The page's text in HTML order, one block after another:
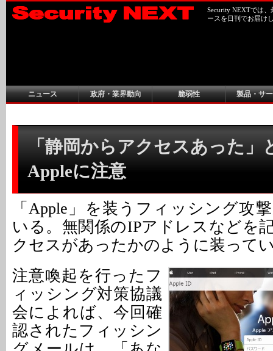
Security NEXTでは
ースを日刊でお届け
ニュース 政府・業界動向 脆弱性 製品・サ
「静岡からアクセスあった」
Appleに注意
「Apple」を装うフィッシング攻
いる。無関係のIPアドレスなどを
クセスがあったかのように装って
注意喚起を行ったフ
ィッシング対策協議
会によれば、今回確
認されたフィッシン